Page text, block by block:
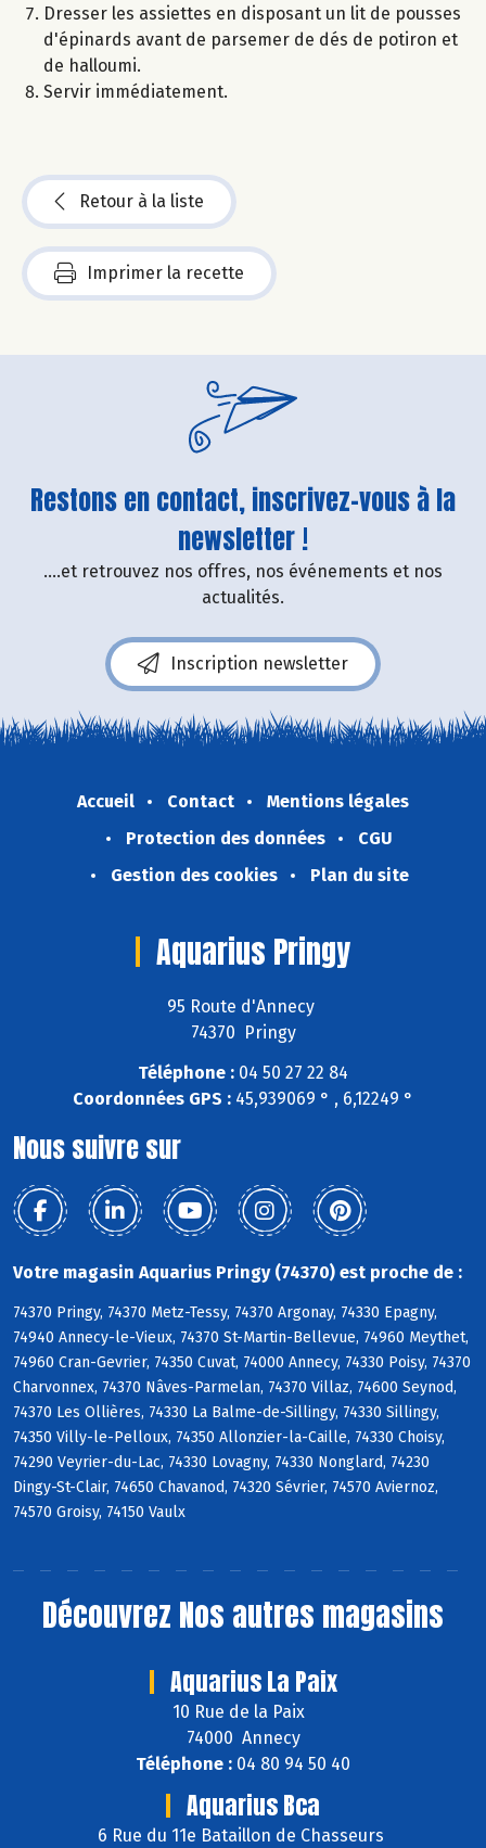
Dresser les assiettes en disposant un lit de pousses
d'épinards avant de parsemer de dés de potiron et
de halloumi.
Servir immédiatement.
Retour à la liste
Imprimer la recette
Restons en contact, inscrivez-vous à la
newsletter !
....et retrouvez nos offres, nos événements et nos
actualités.
Inscription newsletter
Accueil Contact
Mentions légales
Protection des données
CGU
Gestion des cookies
Plan du site
Aquarius Pringy
95 Route d'Annecy
74370 Pringy
Téléphone : 04 50 27 22 84
Coordonnées GPS : 45,939069 ° , 6,12249 °
Nous suivre sur
Votre magasin Aquarius Pringy (74370) est proche de :
74370 Pringy, 74370 Metz-Tessy, 74370 Argonay, 74330 Epagny,
74940 Annecy-le-Vieux, 74370 St-Martin-Bellevue, 74960 Meythet,
74960 Cran-Gevrier, 74350 Cuvat, 74000 Annecy, 74330 Poisy, 74370
Charvonnex, 74370 Nâves-Parmelan, 74370 Villaz, 74600 Seynod,
74370 Les Ollières, 74330 La Balme-de-Sillingy, 74330 Sillingy,
74350 Villy-le-Pelloux, 74350 Allonzier-la-Caille, 74330 Choisy,
74290 Veyrier-du-Lac, 74330 Lovagny, 74330 Nonglard, 74230
Dingy-St-Clair, 74650 Chavanod, 74320 Sévrier, 74570 Aviernoz,
74570 Groisy, 74150 Vaulx
Découvrez Nos autres magasins
Aquarius La Paix
10 Rue de la Paix
74000 Annecy
Téléphone : 04 80 94 50 40
Aquarius Bca
6 Rue du 11e Bataillon de Chasseurs